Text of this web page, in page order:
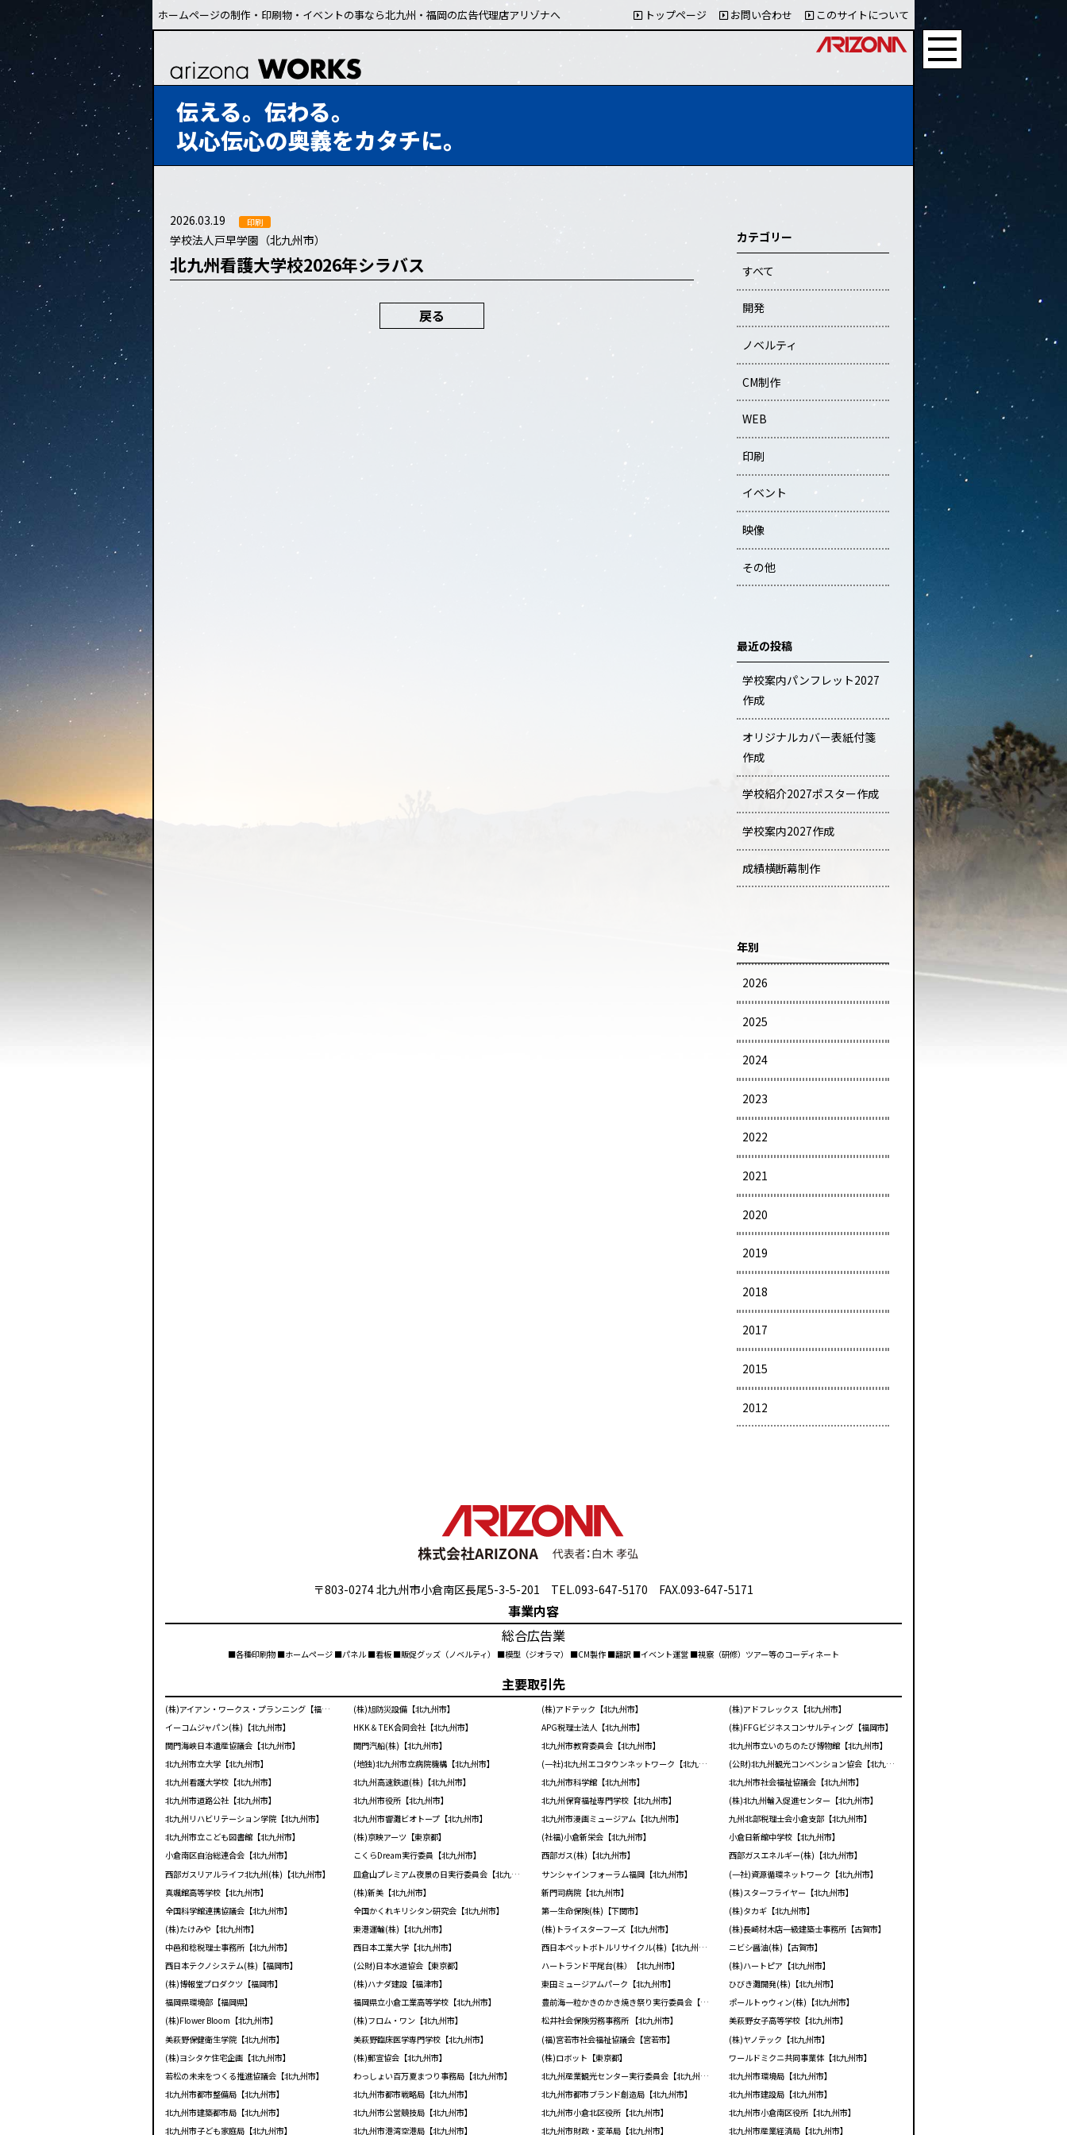
ホームページの制作・印刷物・イベントの事なら北九州・福岡の広告代理店アリゾナへ トップページ お問い合わせ このサイトについて
伝える。伝わる。
以心伝心の奥義をカタチに。
2026.03.19 印刷
学校法人戸早学園（北九州市）
北九州看護大学校2026年シラバス
戻る
カテゴリー
すべて
開発
ノベルティ
CM制作
WEB
印刷
イベント
映像
その他
最近の投稿
学校案内パンフレット2027
作成
オリジナルカバー表紙付箋
作成
学校紹介2027ポスター作成
学校案内2027作成
成績横断幕制作
年別
2026
2025
2024
2023
2022
2021
2020
2019
2018
2017
2015
2012
〒803-0274 北九州市小倉南区長尾5-3-5-201 TEL.093-647-5170 FAX.093-647-5171
事業内容
総合広告業
■各種印刷物 ■ホームページ ■パネル ■看板 ■販促グッズ（ノベルティ） ■模型（ジオラマ） ■CM製作 ■翻訳 ■イベント運営 ■視察（研修）ツアー等のコーディネート
主要取引先
(株)アイアン・ワークス・プランニング【福岡市】 (株)旭防災設備【北九州市】 (株)アドテック【北九州市】
(株)アドフレックス【北九州市】
イーコムジャパン(株)【北九州市】
HKK＆TEK合同会社【北九州市】 APG税理士法人【北九州市】
(株)FFGビジネスコンサルティング【福岡市】
関門海峡日本遺産協議会【北九州市】
関門汽船(株)【北九州市】 北九州市教育委員会【北九州市】
北九州市立いのちのたび博物館【北九州市】
北九州市立大学【北九州市】
(地独)北九州市立病院機構【北九州市】 (一社)北九州エコタウンネットワーク【北九州市】
(公財)北九州観光コンベンション協会【北九州市】
北九州看護大学校【北九州市】
北九州高速鉄道(株)【北九州市】 北九州市科学館【北九州市】
北九州市社会福祉協議会【北九州市】
北九州市道路公社【北九州市】
北九州市役所【北九州市】 北九州保育福祉専門学校【北九州市】
(株)北九州輸入促進センター【北九州市】
北九州リハビリテーション学院【北九州市】
北九州市響灘ビオトープ【北九州市】 北九州市漫画ミュージアム【北九州市】
九州北部税理士会小倉支部【北九州市】
北九州市立こども図書館【北九州市】
(株)京映アーツ【東京都】 (社福)小倉新栄会【北九州市】
小倉日新館中学校【北九州市】
小倉南区自治総連合会【北九州市】
こくらDream実行委員【北九州市】 西部ガス(株)【北九州市】
西部ガスエネルギー(株)【北九州市】
西部ガスリアルライフ北九州(株)【北九州市】
皿倉山プレミアム夜景の日実行委員会【北九州市】 サンシャインフォーラム福岡【北九州市】
(一社)資源循環ネットワーク【北九州市】
真颯館高等学校【北九州市】
(株)新美【北九州市】 新門司病院【北九州市】
(株)スターフライヤー【北九州市】
全国科学館連携協議会【北九州市】
全国かくれキリシタン研究会【北九州市】 第一生命保険(株)【下関市】
(株)タカギ【北九州市】
(株)たけみや【北九州市】
東港運輸(株)【北九州市】 (株)トライスターフーズ【北九州市】
(株)長崎材木店一級建築士事務所【古賀市】
中邑和稔税理士事務所【北九州市】
西日本工業大学【北九州市】 西日本ペットボトルリサイクル(株)【北九州市】
ニビシ醤油(株)【古賀市】
西日本テクノシステム(株)【福岡市】
(公財)日本水道協会【東京都】 ハートランド平尾台(株）【北九州市】
(株)ハートピア【北九州市】
(株)博報堂プロダクツ【福岡市】
(株)ハナダ建設【福津市】 東田ミュージアムパーク【北九州市】
ひびき灘開発(株)【北九州市】
福岡県環境部【福岡県】
福岡県立小倉工業高等学校【北九州市】 豊前海一粒かきのかき焼き祭り実行委員会【北九州市】
ポールトゥウィン(株)【北九州市】
(株)Flower Bloom【北九州市】
(株)フロム・ワン【北九州市】 松井社会保険労務事務所 【北九州市】
美萩野女子高等学校【北九州市】
美萩野保健衛生学院【北九州市】
美萩野臨床医学専門学校【北九州市】 (福)宮若市社会福祉協議会【宮若市】
(株)ヤノテック【北九州市】
(株)ヨシタケ住宅企画【北九州市】
(株)郵宣協会【北九州市】 (株)ロボット【東京都】
ワールドミクニ共同事業体【北九州市】
若松の未来をつくる推進協議会【北九州市】
わっしょい百万夏まつり事務局【北九州市】 北九州産業観光センター実行委員会【北九州市】
北九州市環境局【北九州市】
北九州市都市整備局【北九州市】
北九州市都市戦略局【北九州市】 北九州市都市ブランド創造局【北九州市】
北九州市建設局【北九州市】
北九州市建築都市局【北九州市】
北九州市公営競技局【北九州市】 北九州市小倉北区役所【北九州市】
北九州市小倉南区役所【北九州市】
北九州市子ども家庭局【北九州市】
北九州市港湾空港局【北九州市】 北九州市財政・変革局【北九州市】 北九州市産業経済局【北九州市】